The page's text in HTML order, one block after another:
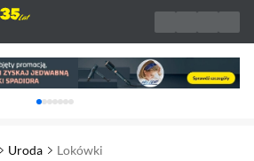
Karuzela z banerami, aktualny element 1 z
Uroda Lokówki